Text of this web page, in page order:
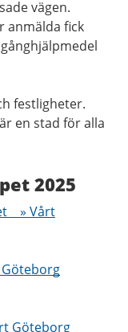
vägen.
anmälda fick
festligheter.
en stad för alla
2025
» Vårt
Göteborg